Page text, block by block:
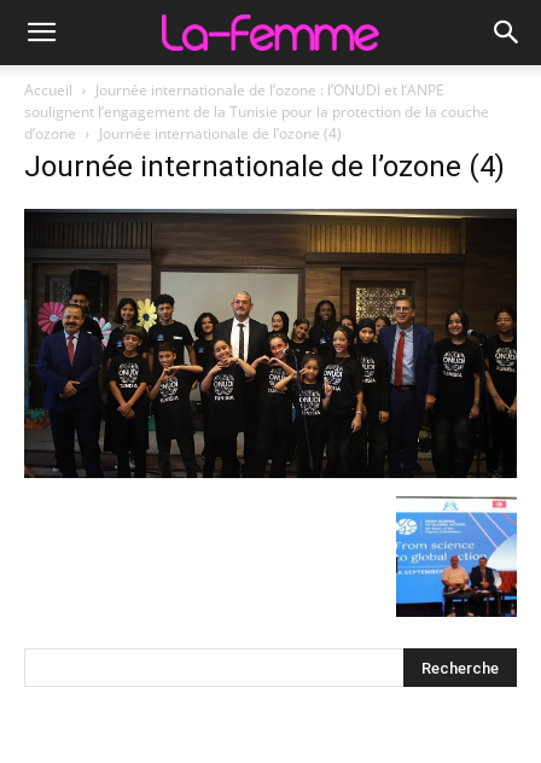
Accueil
Journée internationale de l’ozone : l’ONUDI et l’ANPE
soulignent l’engagement de la Tunisie pour la protection de la couche
d’ozone
Journée internationale de l’ozone (4)
Journée internationale de l’ozone (4)